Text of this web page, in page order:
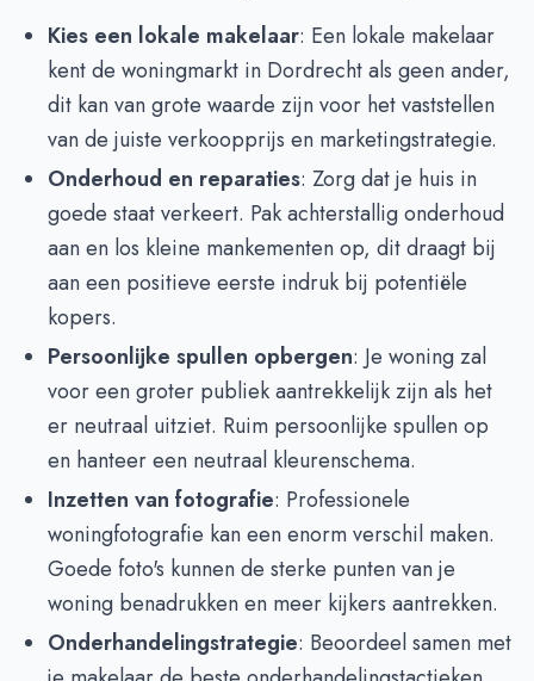
Kies een lokale makelaar: Een lokale makelaar
kent de woningmarkt in Dordrecht als geen ander,
dit kan van grote waarde zijn voor het vaststellen
van de juiste verkoopprijs en marketingstrategie.
Onderhoud en reparaties: Zorg dat je huis in
goede staat verkeert. Pak achterstallig onderhoud
aan en los kleine mankementen op, dit draagt bij
aan een positieve eerste indruk bij potentiële
kopers.
Persoonlijke spullen opbergen: Je woning zal
voor een groter publiek aantrekkelijk zijn als het
er neutraal uitziet. Ruim persoonlijke spullen op
en hanteer een neutraal kleurenschema.
Inzetten van fotografie: Professionele
woningfotografie kan een enorm verschil maken.
Goede foto's kunnen de sterke punten van je
woning benadrukken en meer kijkers aantrekken.
Onderhandelingstrategie: Beoordeel samen met